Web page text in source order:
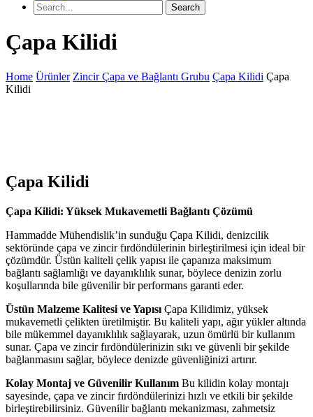
Çapa Kilidi
Home Ürünler Zincir Çapa ve Bağlantı Grubu Çapa Kilidi Çapa
Kilidi
Çapa Kilidi
Çapa Kilidi: Yüksek Mukavemetli Bağlantı Çözümü
Hammadde Mühendislik’in sunduğu Çapa Kilidi, denizcilik
sektöründe çapa ve zincir fırdöndülerinin birleştirilmesi için ideal bir
çözümdür. Üstün kaliteli çelik yapısı ile çapanıza maksimum
bağlantı sağlamlığı ve dayanıklılık sunar, böylece denizin zorlu
koşullarında bile güvenilir bir performans garanti eder.
Üstün Malzeme Kalitesi ve Yapısı Çapa Kilidimiz, yüksek
mukavemetli çelikten üretilmiştir. Bu kaliteli yapı, ağır yükler altında
bile mükemmel dayanıklılık sağlayarak, uzun ömürlü bir kullanım
sunar. Çapa ve zincir fırdöndülerinizin sıkı ve güvenli bir şekilde
bağlanmasını sağlar, böylece denizde güvenliğinizi artırır.
Kolay Montaj ve Güvenilir Kullanım Bu kilidin kolay montajı
sayesinde, çapa ve zincir fırdöndülerinizi hızlı ve etkili bir şekilde
birleştirebilirsiniz. Güvenilir bağlantı mekanizması, zahmetsiz